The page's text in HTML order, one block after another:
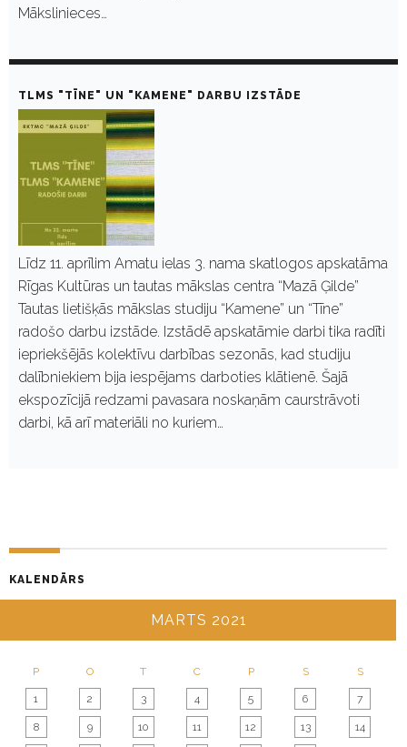
Mākslinieces…
TLMS "TĪNE" UN "KAMENE" DARBU IZSTĀDE
Līdz 11. aprīlim Amatu ielas 3. nama skatlogos apskatāma
Rīgas Kultūras un tautas mākslas centra “Mazā Ģilde”
Tautas lietišķās mākslas studiju “Kamene” un “Tīne”
radošo darbu izstāde. Izstādē apskatāmie darbi tika radīti
iepriekšējās kolektīvu darbības sezonās, kad studiju
dalībniekiem bija iespējams darboties klātienē. Šajā
ekspozīcijā redzami pavasara noskaņām caurstrāvoti
darbi, kā arī materiāli no kuriem…
KALENDĀRS
MARTS 2021
P O T C P S S
1 2 3 4 5 6 7
8 9 10 11 12 13 14